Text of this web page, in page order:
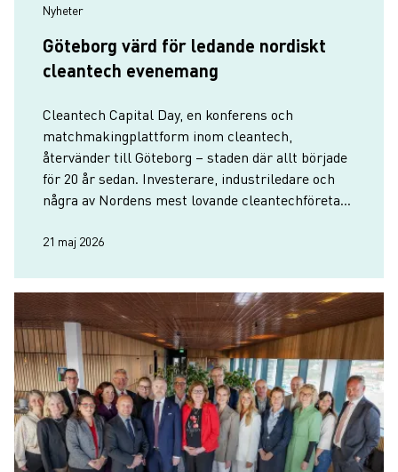
Nyheter
Göteborg värd för ledande nordiskt
cleantech evenemang
Cleantech Capital Day, en konferens och
matchmakingplattform inom cleantech,
återvänder till Göteborg – staden där allt började
för 20 år sedan. Investerare, industriledare och
några av Nordens mest lovande cleantechföretag
21 maj 2026